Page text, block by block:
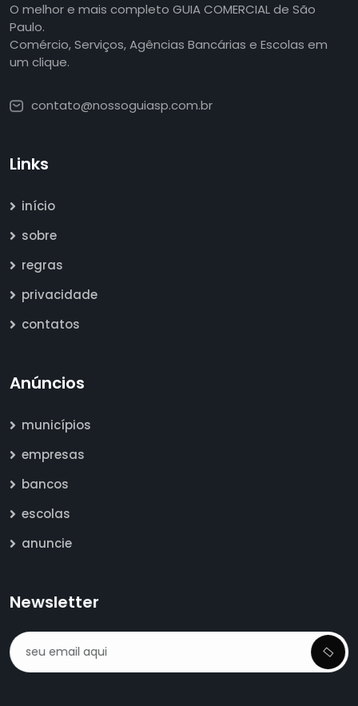
O melhor e mais completo GUIA COMERCIAL de São
Paulo.
Comércio, Serviços, Agências Bancárias e Escolas em
um clique.
contato@nossoguiasp.com.br
Links
início
sobre
regras
privacidade
contatos
Anúncios
municípios
empresas
bancos
escolas
anuncie
Newsletter